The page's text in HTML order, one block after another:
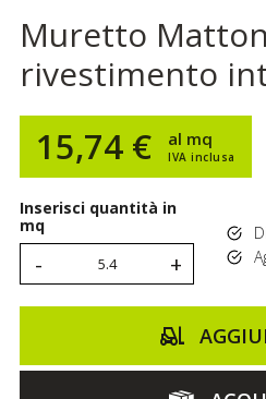
Muretto
rivestimento
15,74 € IVA inclusa
al mq
Inserisci quantità in
mq
- +